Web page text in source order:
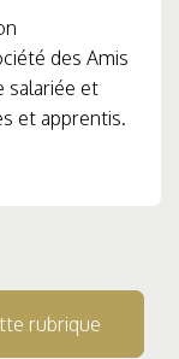
des Amis
salariée et
et apprentis.
rubrique